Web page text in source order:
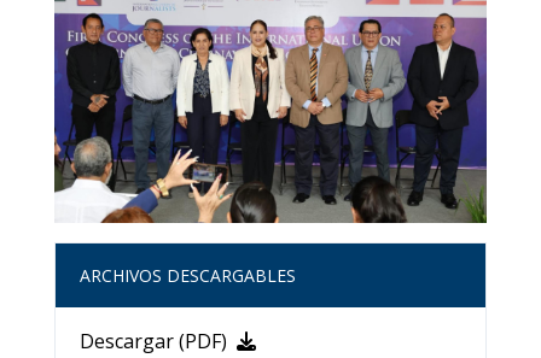
ARCHIVOS DESCARGABLES
Descargar (PDF)